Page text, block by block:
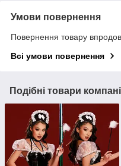
Умови повернення
Повернення товару
Всі умови повернення
Подібні товари